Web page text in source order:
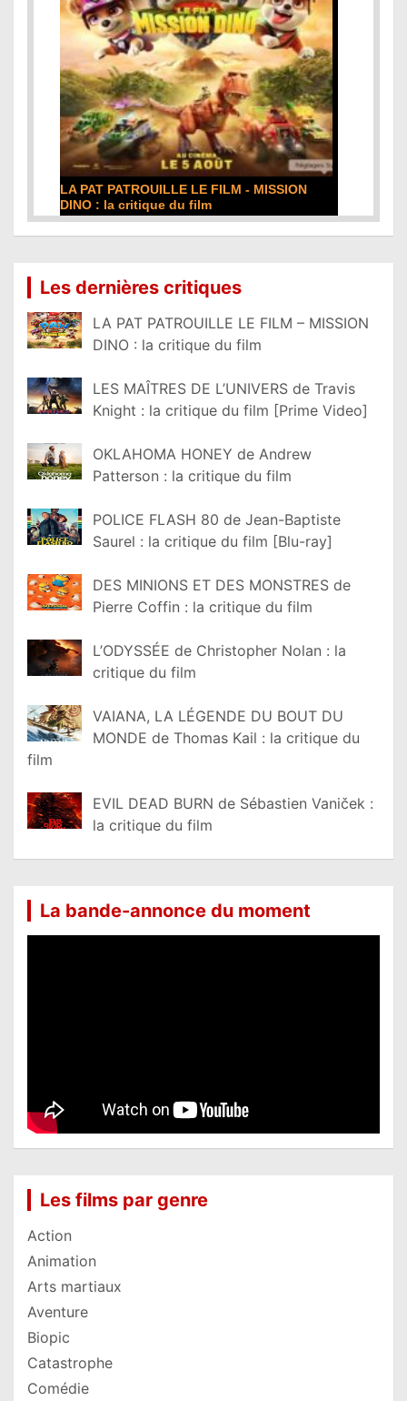
DE LA COMÉDIE-FRANÇAISE : la critique du
film
Les dernières critiques
LA PAT PATROUILLE LE FILM – MISSION
DINO : la critique du film
LES MAÎTRES DE L’UNIVERS de Travis
Knight : la critique du film [Prime Video]
OKLAHOMA HONEY de Andrew
Patterson : la critique du film
POLICE FLASH 80 de Jean-Baptiste
Saurel : la critique du film [Blu-ray]
DES MINIONS ET DES MONSTRES de
Pierre Coffin : la critique du film
L’ODYSSÉE de Christopher Nolan : la
critique du film
VAIANA, LA LÉGENDE DU BOUT DU
MONDE de Thomas Kail : la critique du
film
EVIL DEAD BURN de Sébastien Vaniček :
la critique du film
La bande-annonce du moment
Les films par genre
Action
Animation
Arts martiaux
Aventure
Biopic
Catastrophe
Comédie